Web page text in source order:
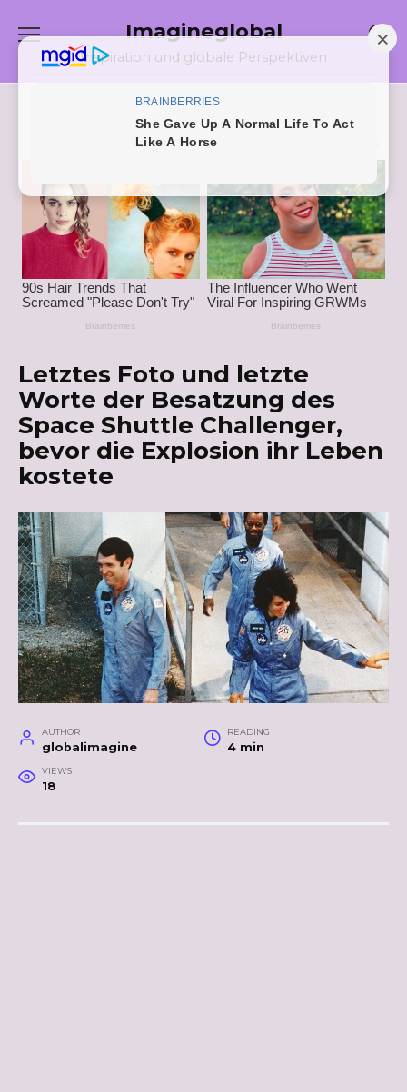
content
Imagineglobal
Inspiration und globale Perspektiven
Letztes Foto und letzte
Worte der Besatzung des
Space Shuttle Challenger,
bevor die Explosion ihr Leben
kostete
AUTHOR
globalimagine
READING
4 min
VIEWS
18